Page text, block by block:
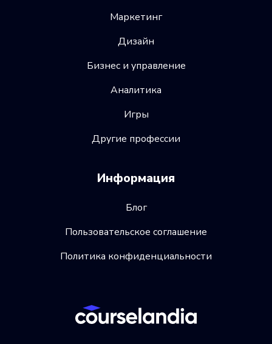
Маркетинг
Дизайн
Бизнес и управление
Аналитика
Игры
Другие профессии
Информация
Блог
Пользовательское соглашение
Политика конфиденциальности